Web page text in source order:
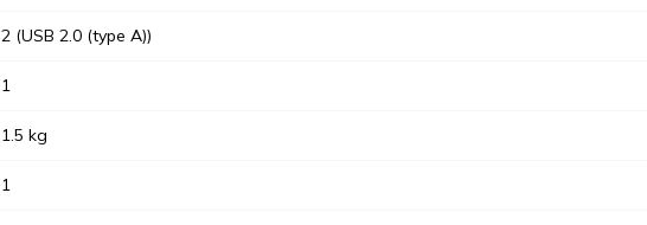
2 (USB 2.0 (type A))
1
1.5 kg
1